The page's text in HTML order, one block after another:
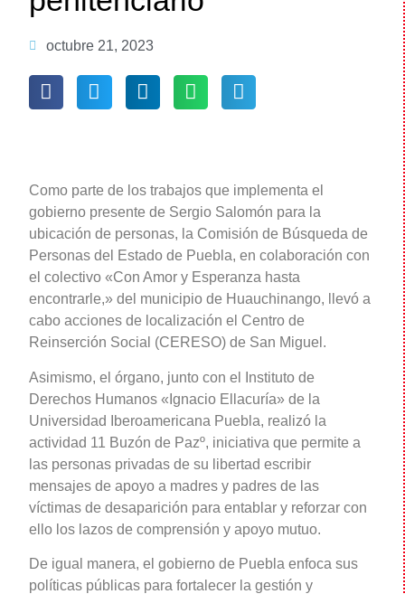
octubre 21, 2023
Como parte de los trabajos que implementa el
gobierno presente de Sergio Salomón para la
ubicación de personas, la Comisión de Búsqueda de
Personas del Estado de Puebla, en colaboración con
el colectivo «Con Amor y Esperanza hasta
encontrarle,» del municipio de Huauchinango, llevó a
cabo acciones de localización el Centro de
Reinserción Social (CERESO) de San Miguel.
Asimismo, el órgano, junto con el Instituto de
Derechos Humanos «Ignacio Ellacuría» de la
Universidad Iberoamericana Puebla, realizó la
actividad 11 Buzón de Pazº, iniciativa que permite a
las personas privadas de su libertad escribir
mensajes de apoyo a madres y padres de las
víctimas de desaparición para entablar y reforzar con
ello los lazos de comprensión y apoyo mutuo.
De igual manera, el gobierno de Puebla enfoca sus
políticas públicas para fortalecer la gestión y